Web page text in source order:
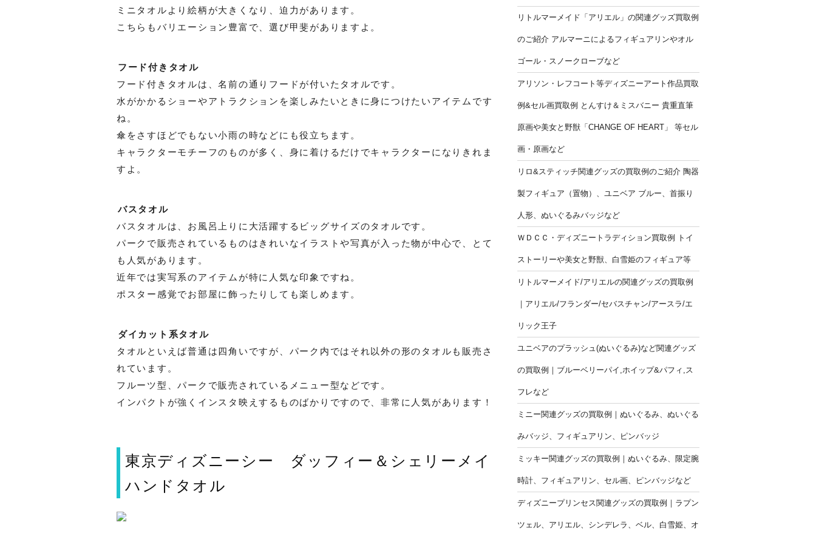
ミニタオルより絵柄が大きくなり、迫力があります。
こちらもバリエーション豊富で、選び甲斐がありますよ。
フード付きタオル
フード付きタオルは、名前の通りフードが付いたタオルです。
水がかかるショーやアトラクションを楽しみたいときに身につけたいアイテムです
ね。
傘をさすほどでもない小雨の時などにも役立ちます。
キャラクターモチーフのものが多く、身に着けるだけでキャラクターになりきれま
すよ。
バスタオル
バスタオルは、お風呂上りに大活躍するビッグサイズのタオルです。
パークで販売されているものはきれいなイラストや写真が入った物が中心で、とて
も人気があります。
近年では実写系のアイテムが特に人気な印象ですね。
ポスター感覚でお部屋に飾ったりしても楽しめます。
ダイカット系タオル
タオルといえば普通は四角いですが、パーク内ではそれ以外の形のタオルも販売さ
れています。
フルーツ型、パークで販売されているメニュー型などです。
インパクトが強くインスタ映えするものばかりですので、非常に人気があります！
東京ディズニーシー ダッフィー＆シェリーメイ
ハンドタオル
リトルマーメイド「アリエル」の関連グッズ買取例
のご紹介 アルマーニによるフィギュアリンやオル
ゴール・スノークローブなど
アリソン・レフコート等ディズニーアート作品買取
例&セル画買取例 とんすけ＆ミスバニー 貴重直筆
原画や美女と野獣「CHANGE OF HEART」 等セル
画・原画など
リロ&スティッチ関連グッズの買取例のご紹介 陶器
製フィギュア（置物）、ユニベア ブルー、首振り
人形、ぬいぐるみバッジなど
ＷＤＣＣ・ディズニートラディション買取例 トイ
ストーリーや美女と野獣、白雪姫のフィギュア等
リトルマーメイド/アリエルの関連グッズの買取例
｜アリエル/フランダー/セバスチャン/アースラ/エ
リック王子
ユニベアのプラッシュ(ぬいぐるみ)など関連グッズ
の買取例｜ブルーベリーパイ,ホイップ&パフィ,ス
フレなど
ミニー関連グッズの買取例｜ぬいぐるみ、ぬいぐる
みバッジ、フィギュアリン、ピンバッジ
ミッキー関連グッズの買取例｜ぬいぐるみ、限定腕
時計、フィギュアリン、セル画、ピンバッジなど
ディズニープリンセス関連グッズの買取例｜ラプン
ツェル、アリエル、シンデレラ、ベル、白雪姫、オ